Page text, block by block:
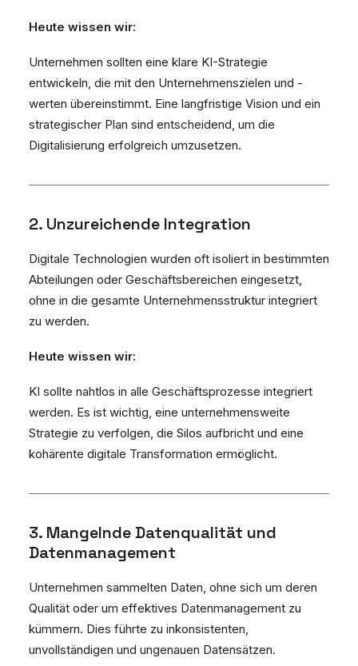
Heute wissen wir:
Unternehmen sollten eine klare KI-Strategie
entwickeln, die mit den Unternehmenszielen und -
werten übereinstimmt. Eine langfristige Vision und ein
strategischer Plan sind entscheidend, um die
Digitalisierung erfolgreich umzusetzen.
2. Unzureichende Integration
Digitale Technologien wurden oft isoliert in bestimmten
Abteilungen oder Geschäftsbereichen eingesetzt,
ohne in die gesamte Unternehmensstruktur integriert
zu werden.
Heute wissen wir:
KI sollte nahtlos in alle Geschäftsprozesse integriert
werden. Es ist wichtig, eine unternehmensweite
Strategie zu verfolgen, die Silos aufbricht und eine
kohärente digitale Transformation ermöglicht.
3. Mangelnde Datenqualität und
Datenmanagement
Unternehmen sammelten Daten, ohne sich um deren
Qualität oder um effektives Datenmanagement zu
kümmern. Dies führte zu inkonsistenten,
unvollständigen und ungenauen Datensätzen.